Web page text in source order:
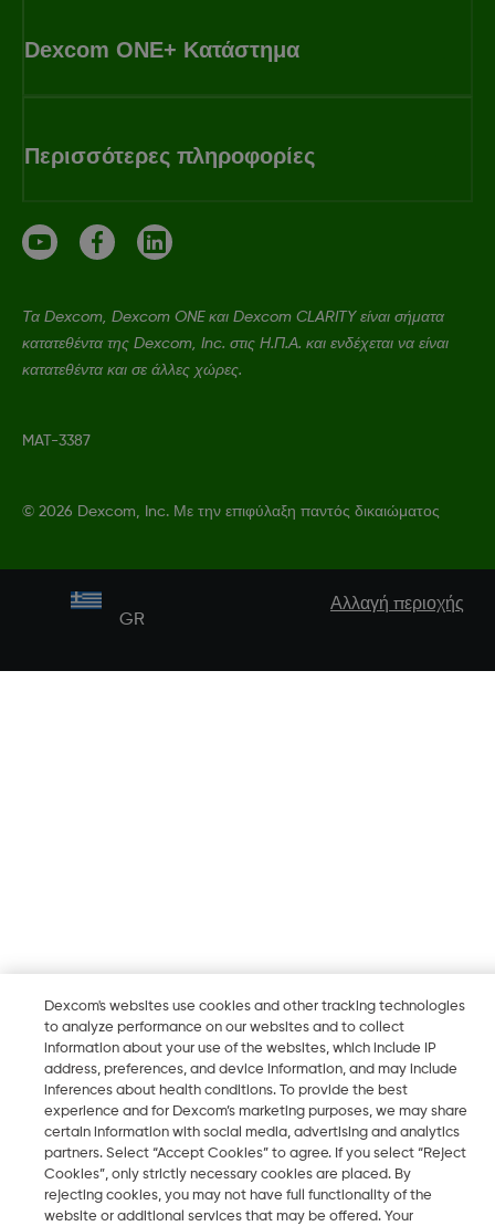
Dexcom ONE+ Κατάστημα
Περισσότερες πληροφορίες
Τα Dexcom, Dexcom ONE και Dexcom CLARITY είναι σήματα
κατατεθέντα της Dexcom, Inc. στις Η.Π.Α. και ενδέχεται να είναι
κατατεθέντα και σε άλλες χώρες.
MAT-3387
© 2026 Dexcom, Inc. Με την επιφύλαξη παντός δικαιώματος
GR
Αλλαγή περιοχής
Dexcom's websites use cookies and other tracking technologies
to analyze performance on our websites and to collect
information about your use of the websites, which include IP
address, preferences, and device information, and may include
inferences about health conditions. To provide the best
experience and for Dexcom’s marketing purposes, we may share
certain information with social media, advertising and analytics
partners. Select “Accept Cookies” to agree. If you select “Reject
Cookies”, only strictly necessary cookies are placed. By
rejecting cookies, you may not have full functionality of the
website or additional services that may be offered. Your